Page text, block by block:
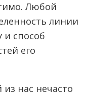
Любой
линии
и способ
его
нас нечасто